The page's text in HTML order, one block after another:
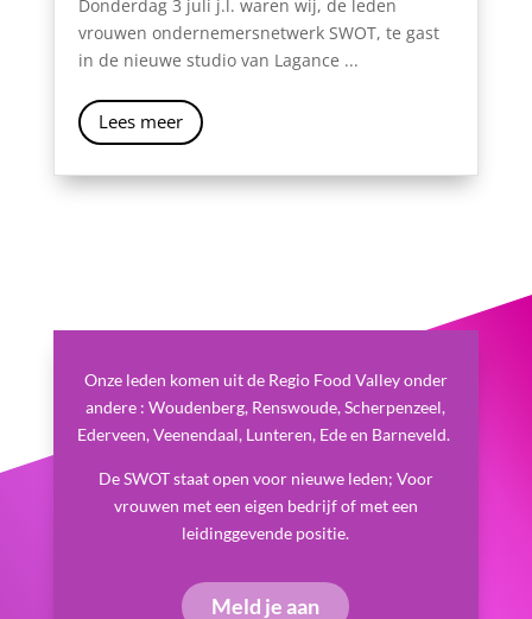
Donderdag 3 juli j.l. waren wij, de leden
vrouwen ondernemersnetwerk SWOT, te gast
in de nieuwe studio van Lagance ...
Lees meer
Onze leden komen uit de Regio Food Valley onder
andere : Woudenberg, Renswoude, Scherpenzeel,
Ederveen, Veenendaal, Lunteren, Ede en Barneveld.
De SWOT staat open voor nieuwe leden; Voor
vrouwen met een eigen bedrijf of met een
leidinggevende positie.
Meld je aan